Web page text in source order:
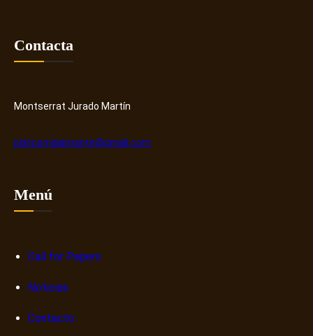
Contacta
Montserrat Jurado Martín
platcomdiamante@gmail.com
Menú
Call for Papers
Noticias
Contacto